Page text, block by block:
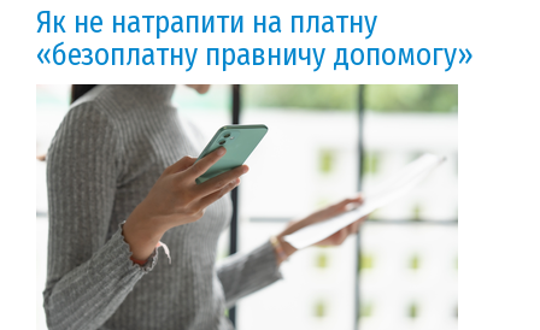
Як не натрапити на платну
«безоплатну правничу допомогу»